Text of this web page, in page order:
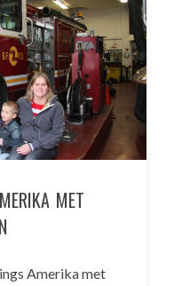
MET
Amerika met